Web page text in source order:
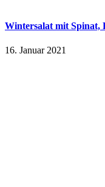
Wintersalat mit Spinat,
16. Januar 2021